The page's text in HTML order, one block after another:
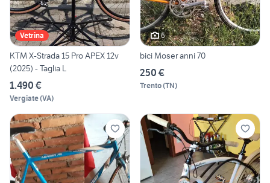
Vetrina
KTM X-Strada 15 Pro APEX 12v
(2025) - Taglia L
1.490 €
Vergiate(VA)
6
bici Moser anni 70
250 €
Trento(TN)